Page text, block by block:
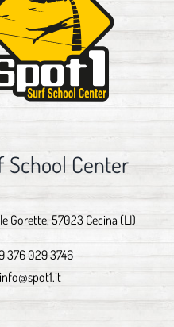
School Center
Gorette, 57023 Cecina (LI)
376 029 3746
info@spot1.it